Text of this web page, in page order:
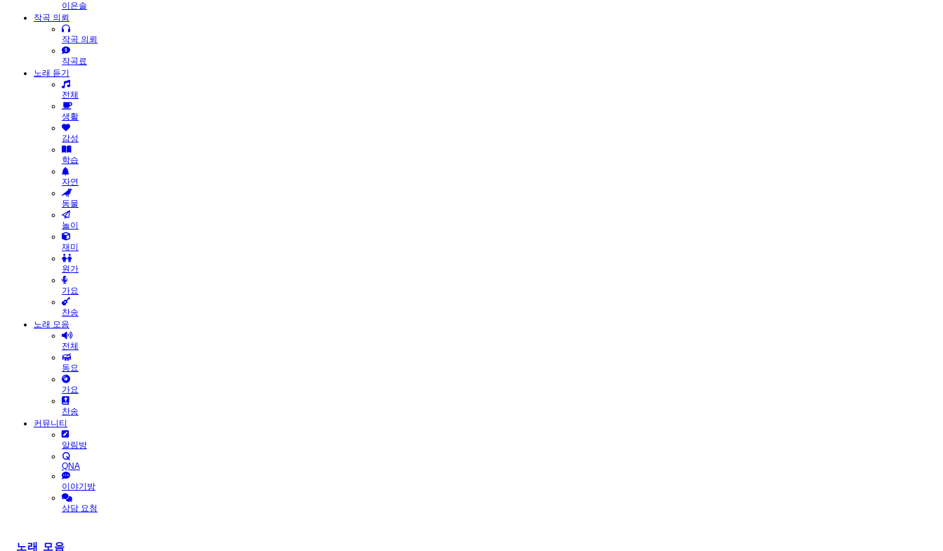
이은솔
작곡 의뢰
작곡 의뢰
작곡료
노래 듣기
전체
생활
감성
학습
자연
동물
놀이
재미
원가
가요
찬송
노래 모음
전체
동요
가요
찬송
커뮤니티
알림방
QNA
이야기방
상담 요청
노래 모음